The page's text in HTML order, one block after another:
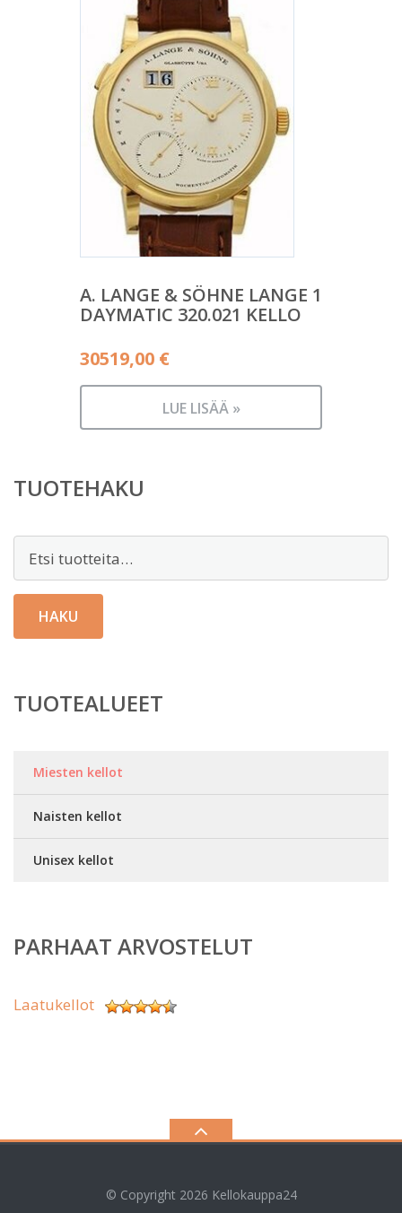
A. LANGE & SÖHNE LANGE 1
DAYMATIC 320.021 KELLO
30519,00 €
LUE LISÄÄ »
TUOTEHAKU
HAKU
TUOTEALUEET
Miesten kellot
Naisten kellot
Unisex kellot
PARHAAT ARVOSTELUT
Laatukellot
© Copyright 2026 Kellokauppa24